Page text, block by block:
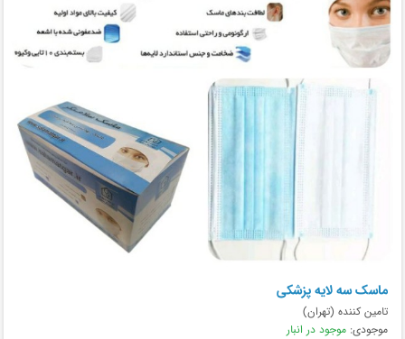
ماسک سه لایه پزشکی
تامین کننده (تهران)
موجودی: موجود در انبار